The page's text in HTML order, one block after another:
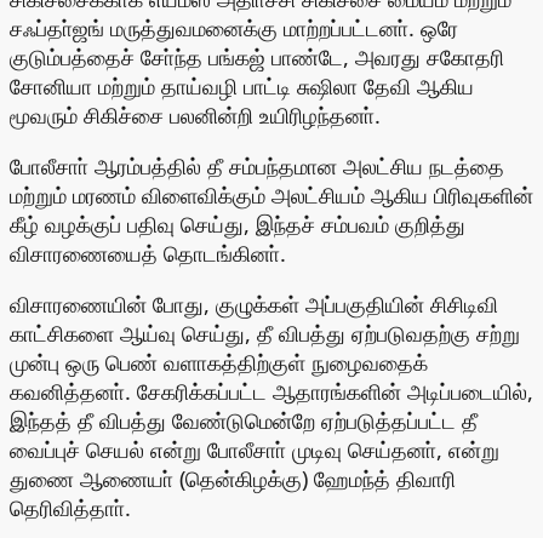
சஃப்தா்ஜங் மருத்துவமனைக்கு மாற்றப்பட்டனா். ஒரே
குடும்பத்தைச் சோ்ந்த பங்கஜ் பாண்டே, அவரது சகோதரி
சோனியா மற்றும் தாய்வழி பாட்டி சுஷிலா தேவி ஆகிய
மூவரும் சிகிச்சை பலனின்றி உயிரிழந்தனா்.
போலீசாா் ஆரம்பத்தில் தீ சம்பந்தமான அலட்சிய நடத்தை
மற்றும் மரணம் விளைவிக்கும் அலட்சியம் ஆகிய பிரிவுகளின்
கீழ் வழக்குப் பதிவு செய்து, இந்தச் சம்பவம் குறித்து
விசாரணையைத் தொடங்கினா்.
விசாரணையின் போது, குழுக்கள் அப்பகுதியின் சிசிடிவி
காட்சிகளை ஆய்வு செய்து, தீ விபத்து ஏற்படுவதற்கு சற்று
முன்பு ஒரு பெண் வளாகத்திற்குள் நுழைவதைக்
கவனித்தனா். சேகரிக்கப்பட்ட ஆதாரங்களின் அடிப்படையில்,
இந்தத் தீ விபத்து வேண்டுமென்றே ஏற்படுத்தப்பட்ட தீ
வைப்புச் செயல் என்று போலீசாா் முடிவு செய்தனா், என்று
துணை ஆணையா் (தென்கிழக்கு) ஹேமந்த் திவாரி
தெரிவித்தாா்.